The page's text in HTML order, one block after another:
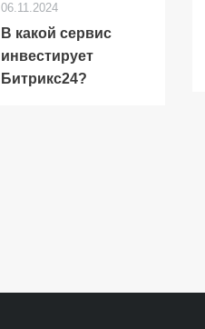
06.11.2024
В какой сервис
инвестирует
Битрикс24?